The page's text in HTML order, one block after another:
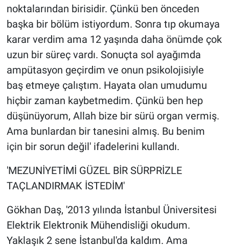
noktalarından birisidir. Çünkü ben önceden
başka bir bölüm istiyordum. Sonra tıp okumaya
karar verdim ama 12 yaşında daha önümde çok
uzun bir süreç vardı. Sonuçta sol ayağımda
ampütasyon geçirdim ve onun psikolojisiyle
baş etmeye çalıştım. Hayata olan umudumu
hiçbir zaman kaybetmedim. Çünkü ben hep
düşünüyorum, Allah bize bir sürü organ vermiş.
Ama bunlardan bir tanesini almış. Bu benim
için bir sorun değil' ifadelerini kullandı.
'MEZUNİYETİMİ GÜZEL BİR SÜRPRİZLE
TAÇLANDIRMAK İSTEDİM'
Gökhan Daş, '2013 yılında İstanbul Üniversitesi
Elektrik Elektronik Mühendisliği okudum.
Yaklaşık 2 sene İstanbul'da kaldım. Ama